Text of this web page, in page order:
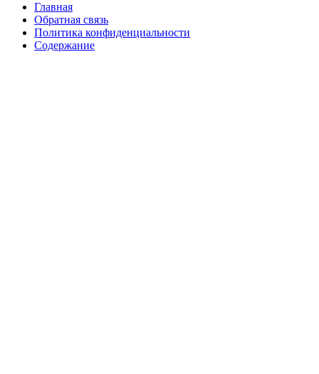
Главная
Обратная связь
Политика конфиденциальности
Содержание